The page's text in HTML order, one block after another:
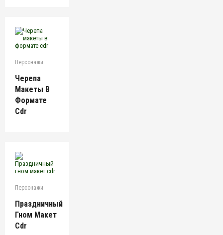
Персонажи
Черепа
Макеты В
Формате
Cdr
Персонажи
Праздничный
Гном Макет
Cdr